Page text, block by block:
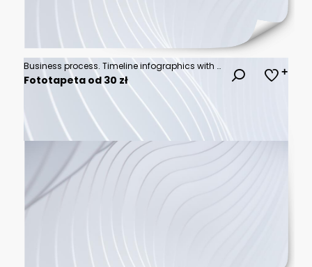
Business process. Timeline infographics with 6 steps, options, squares. Vector template.
Fototapeta od 30 zł